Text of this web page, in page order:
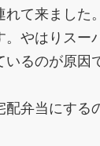
れて来ました
。やはりスー
いるのが原因
配弁当にする